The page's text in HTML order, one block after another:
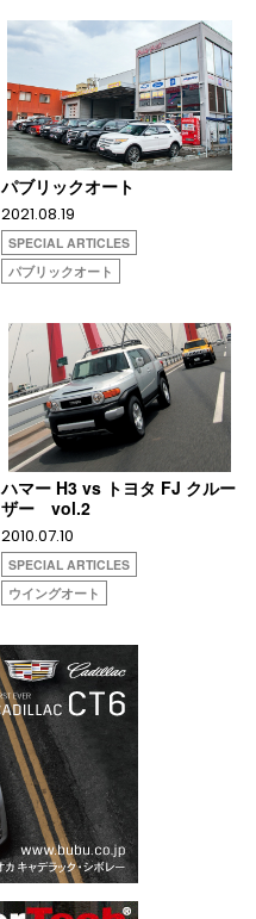
パブリックオート
2021.08.19
SPECIAL ARTICLES
パブリックオート
ハマー H3 vs トヨタ FJ クルー
ザー vol.2
2010.07.10
SPECIAL ARTICLES
ウイングオート